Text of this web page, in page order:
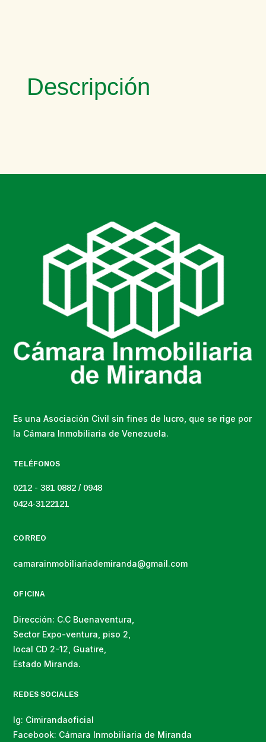
Descripción
Es una Asociación Civil sin fines de lucro, que se rige por
la Cámara Inmobiliaria de Venezuela.
TELÉFONOS
0212 - 381 0882 / 0948
0424-3122121
CORREO
camarainmobiliariademiranda@gmail.com
OFICINA
Dirección: C.C Buenaventura,
Sector Expo-ventura, piso 2,
local CD 2-12, Guatire,
Estado Miranda.
REDES SOCIALES
Ig: Cimirandaoficial
Facebook: Cámara Inmobiliaria de Miranda